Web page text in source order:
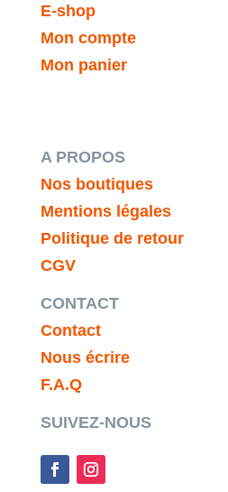
E-shop
Mon compte
Mon panier
A PROPOS
Nos boutiques
Mentions légales
Politique de retour
CGV
CONTACT
Contact
Nous écrire
F.A.Q
SUIVEZ-NOUS